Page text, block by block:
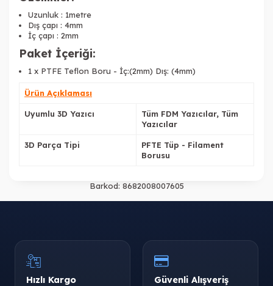
Uzunluk : 1metre
Dış çapı : 4mm
İç çapı : 2mm
Paket İçeriği:
1 x PTFE Teflon Boru - İç:(2mm) Dış: (4mm)
Ürün Açıklaması
Uyumlu 3D Yazıcı
Tüm FDM Yazıcılar, Tüm
Yazıcılar
3D Parça Tipi
PFTE Tüp - Filament
Borusu
Barkod: 8682008007605
Hızlı Kargo Güvenli Alışveriş